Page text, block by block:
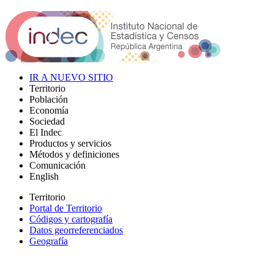
IR A NUEVO SITIO
Territorio
Población
Economía
Sociedad
El Indec
Productos y servicios
Métodos y definiciones
Comunicación
English
Territorio
Portal de Territorio
Códigos y cartografía
Datos georreferenciados
Geografía